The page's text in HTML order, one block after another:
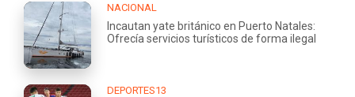
NACIONAL
Incautan yate británico en Puerto Natales:
Ofrecía servicios turísticos de forma ilegal
DEPORTES13